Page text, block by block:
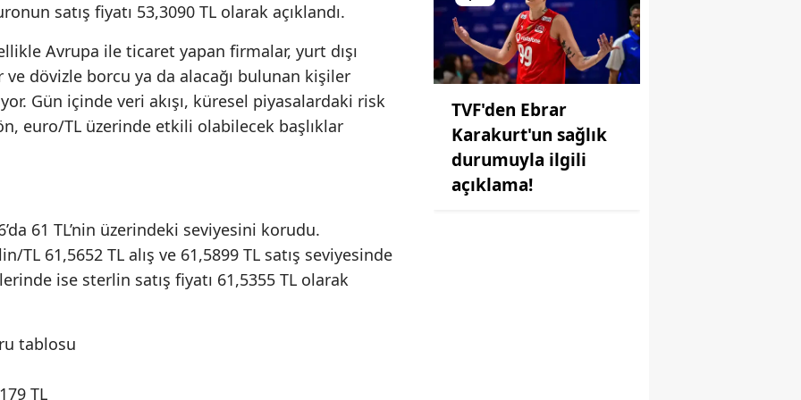
satış fiyatı 53,3090 TL olarak açıklandı.
Avrupa ile ticaret yapan firmalar, yurt dışı
dövizle borcu ya da alacağı bulunan kişiler
Gün içinde veri akışı, küresel piyasalardaki risk
euro/TL üzerinde etkili olabilecek başlıklar
61 TL’nin üzerindeki seviyesini korudu.
61,5652 TL alış ve 61,5899 TL satış seviyesinde
ise sterlin satış fiyatı 61,5355 TL olarak
tablosu
TL
TVF'den Ebrar
Karakurt'un sağlık
durumuyla ilgili
açıklama!